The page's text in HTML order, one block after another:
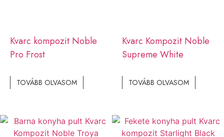
Kvarc kompozit Noble
Pro Frost
TOVÁBB OLVASOM
Kvarc Kompozit Noble
Supreme White
TOVÁBB OLVASOM